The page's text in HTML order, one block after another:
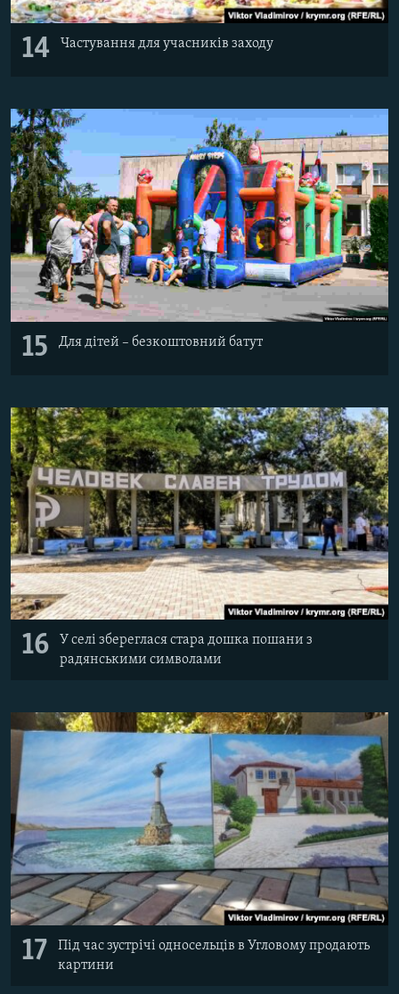
14 Частування для учасників заходу
15 Для дітей – безкоштовний батут
16
У селі збереглася стара дошка пошани з
радянськими символами
17
Під час зустрічі односельців в Угловому продають
картини